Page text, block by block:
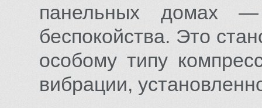
панельных домах
беспокойства. Это
особому типу
вибрации,